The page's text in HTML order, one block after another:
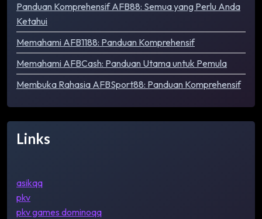
Panduan Komprehensif AFB88: Semua yang Perlu Anda
Ketahui
Memahami AFB1188: Panduan Komprehensif
Memahami AFBCash: Panduan Utama untuk Pemula
Membuka Rahasia AFBSport88: Panduan Komprehensif
Links
asikqq
pkv
pkv games dominoqq